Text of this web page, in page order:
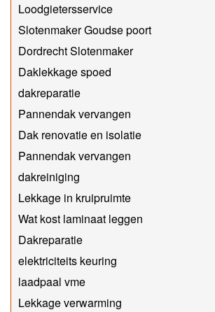
Loodgietersservice
Slotenmaker Goudse poort
Dordrecht Slotenmaker
Daklekkage spoed
dakreparatie
Pannendak vervangen
Dak renovatie en isolatie
Pannendak vervangen
dakreiniging
Lekkage in kruipruimte
Wat kost laminaat leggen
Dakreparatie
elektriciteits keuring
laadpaal vme
Lekkage verwarming